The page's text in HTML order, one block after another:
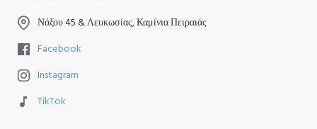
Νάξου 45 & Λευκωσίας, Καμίνια Πειραιάς
Facebook
Instagram
TikTok